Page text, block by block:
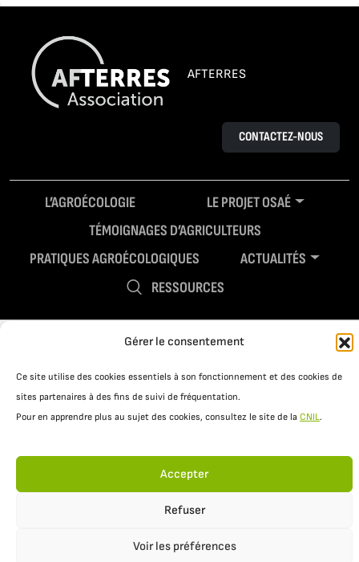
Gérer le consentement
Ce site utilise des cookies essentiels à son fonctionnement et des cookies de
sites partenaires à des fins de suivi de fréquentation.
Pour en apprendre plus au sujet des cookies, consultez le site de la CNIL.
Accepter
Refuser
Voir les préférences
AFTERRES
CONTACTEZ-NOUS
L’AGROÉCOLOGIE
LE PROJET OSAÉ
TÉMOIGNAGES D’AGRICULTEURS
PRATIQUES AGROÉCOLOGIQUES
ACTUALITÉS
RESSOURCES
Mentions légales Politique de confidentialité